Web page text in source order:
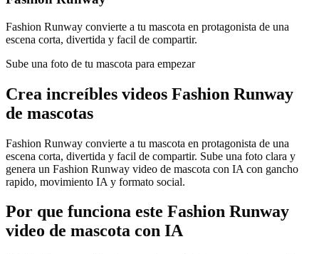
Fashion Runway convierte a tu mascota en protagonista de una
escena corta, divertida y facil de compartir.
Sube una foto de tu mascota para empezar
Crea increíbles videos Fashion Runway
de mascotas
Fashion Runway convierte a tu mascota en protagonista de una
escena corta, divertida y facil de compartir. Sube una foto clara y
genera un Fashion Runway video de mascota con IA con gancho
rapido, movimiento IA y formato social.
Por que funciona este Fashion Runway
video de mascota con IA